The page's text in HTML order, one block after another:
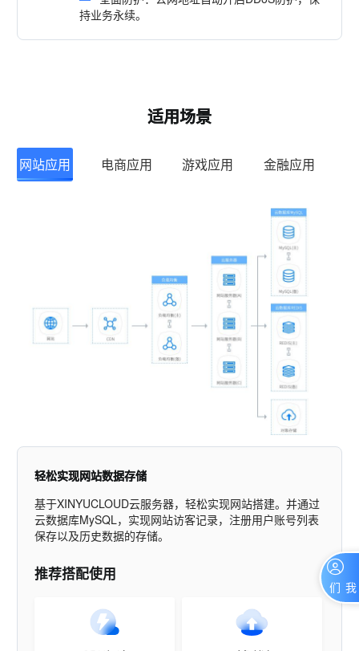
持业务永续。
适用场景
网站应用 电商应用 游戏应用 金融应用
轻松实现网站数据存储
基于XINYUCLOUD云服务器，轻松实现网站搭建。并通过
云数据库MySQL，实现网站访客记录，注册用户账号列表
保存以及历史数据的存储。
推荐搭配使用
联系我们